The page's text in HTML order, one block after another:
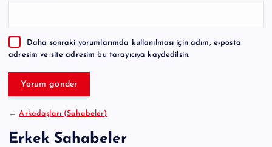
Daha sonraki yorumlarımda kullanılması için adım, e-posta
adresim ve site adresim bu tarayıcıya kaydedilsin.
t
←Arkadaşları (Sahabeler)
Erkek Sahabeler